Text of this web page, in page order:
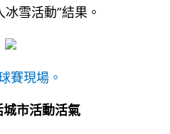
雪活動”結果。
賽現場。
市活動活氣